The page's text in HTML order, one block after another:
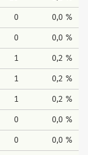
0 0,0 %
0 0,0 %
1 0,2 %
1 0,2 %
1 0,2 %
0 0,0 %
0 0,0 %